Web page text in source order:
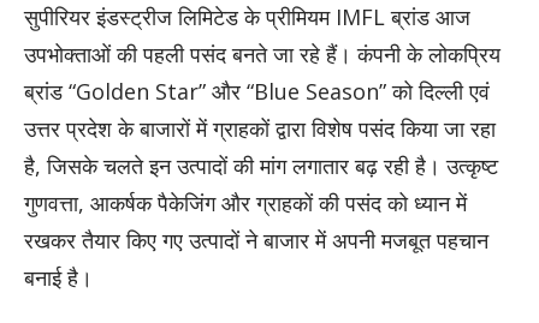
सुपीरियर इंडस्ट्रीज लिमिटेड के प्रीमियम IMFL ब्रांड आज
उपभोक्ताओं की पहली पसंद बनते जा रहे हैं। कंपनी के लोकप्रिय
ब्रांड “Golden Star” और “Blue Season” को दिल्ली एवं
उत्तर प्रदेश के बाजारों में ग्राहकों द्वारा विशेष पसंद किया जा रहा
है, जिसके चलते इन उत्पादों की मांग लगातार बढ़ रही है। उत्कृष्ट
गुणवत्ता, आकर्षक पैकेजिंग और ग्राहकों की पसंद को ध्यान में
रखकर तैयार किए गए उत्पादों ने बाजार में अपनी मजबूत पहचान
बनाई है।